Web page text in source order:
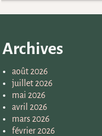
Archives
août 2026
juillet 2026
mai 2026
avril 2026
mars 2026
février 2026